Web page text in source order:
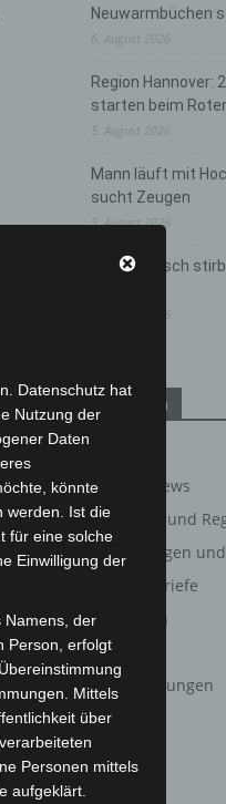
Neuwarmbüchen
6. August 2026
Region Hannover:
starten beim
5. August 2026
Mann läuft mit
sucht Zeugen
5. August 2026
Celle: Mensch
Kategorien
Corona-News
Hannover und
Langenhagen
Leserbriefe
Menschen
Über uns
Veranstaltungen
Welt
Datenschutz hat
Nutzung der
Daten
könnte
werden. Ist die
für eine solche
Einwilligung der
Namens, der
Person, erfolgt
Mittels
über
Personen mittels
aufgeklärt.